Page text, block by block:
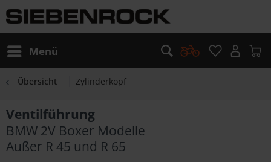
Menü
Übersicht Zylinderkopf
Ventilführung
BMW 2V Boxer Modelle
Außer R 45 und R 65